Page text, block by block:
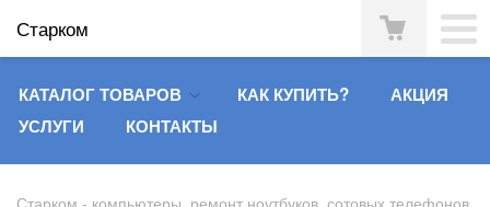
Старком
КАТАЛОГ ТОВАРОВ КАК КУПИТЬ?
АКЦИЯ
УСЛУГИ
КОНТАКТЫ
Старком - компьютеры, ремонт ноутбуков, сотовых телефонов